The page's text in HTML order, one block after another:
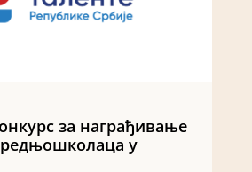
за награђивање
у